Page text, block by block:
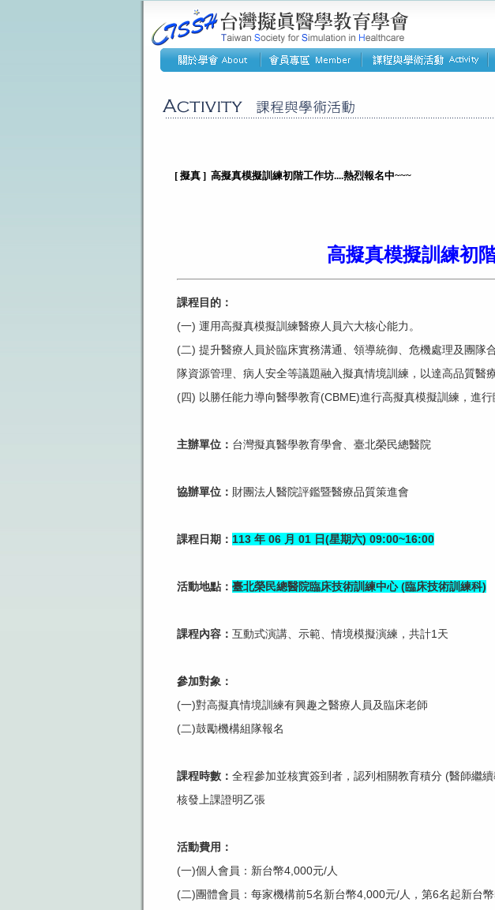
[ 擬真 ] 高擬真模擬訓練初階工作坊....熱烈報名中~~~
高擬真模擬訓練初
課程目的：
(一) 運用高擬真模擬訓練醫療人員六大核心能力。
(二) 提升醫療人員於臨床實務溝通、領導統御、危機處理及團隊
隊資源管理、病人安全等議題融入擬真情境訓練，以達高品質醫療
(四) 以勝任能力導向醫學教育(CBME)進行高擬真模擬訓練，進行
主辦單位： 台灣擬真醫學教育學會、臺北榮民總醫院
協辦單位： 財團法人醫院評鑑暨醫療品質策進會
課程日期： 113 年 06 月 01 日(星期六) 09:00~16:00
活動地點： 臺北榮民總醫院臨床技術訓練中心 (臨床技術訓練科)
課程內容： 互動式演講、示範、情境模擬演練，共計1天
參加對象：
(一)對高擬真情境訓練有興趣之醫療人員及臨床老師
(二)鼓勵機構組隊報名
課程時數： 全程參加並核實簽到者，認列相關教育積分 (醫師繼
核發上課證明乙張
活動費用：
(一)個人會員：新台幣4,000元/人
(二)團體會員：每家機構前5名新台幣4,000元/人，第6名起新台